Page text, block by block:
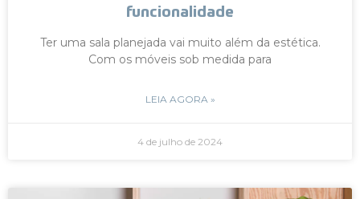
funcionalidade
Ter uma sala planejada vai muito além da estética.
Com os móveis sob medida para
LEIA AGORA »
4 de julho de 2024